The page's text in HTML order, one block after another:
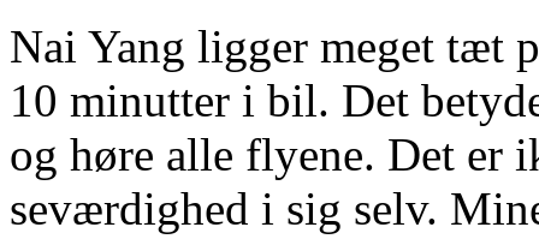
Nai Yang ligger meget tæt
10 minutter i bil. Det
og høre alle flyene. Det er
seværdighed i sig selv.